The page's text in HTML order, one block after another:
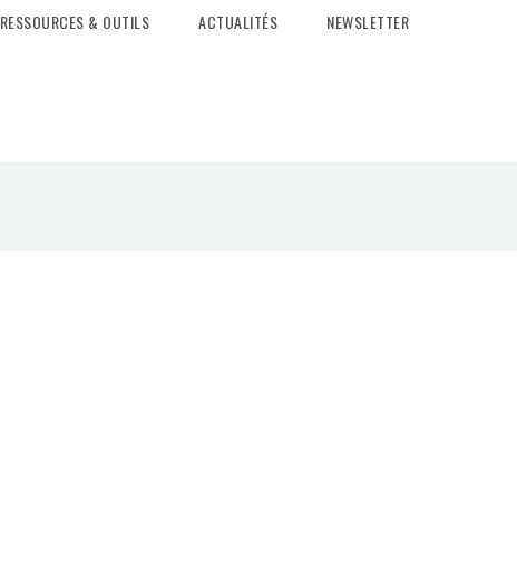
RESSOURCES & OUTILS ACTUALITÉS NEWSLETTER